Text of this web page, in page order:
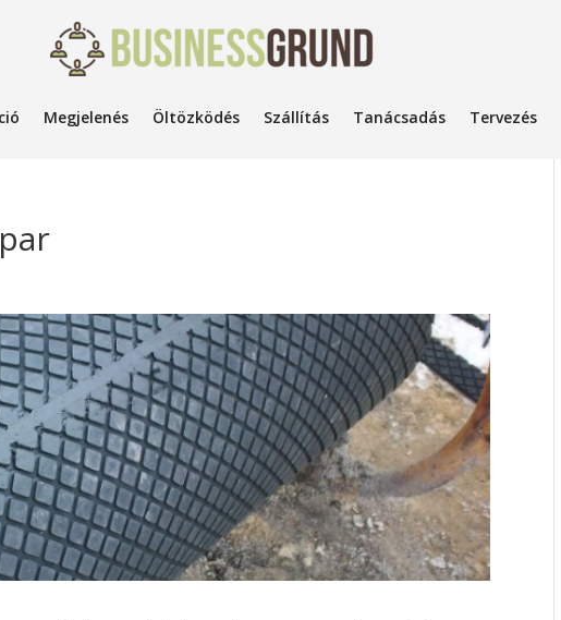
Megjelenés Öltözködés Szállítás Tanácsadás Tervezés